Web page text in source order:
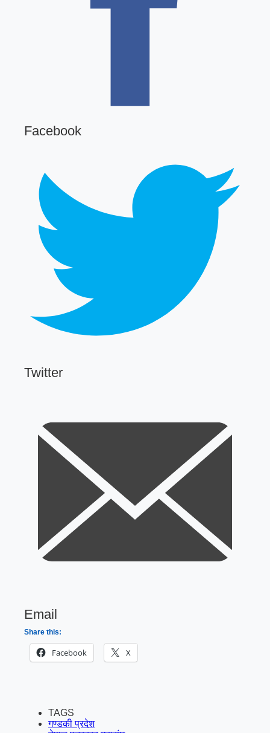
Facebook
Twitter
Email
Share this:
Facebook X
TAGS
गण्डकी प्रदेश